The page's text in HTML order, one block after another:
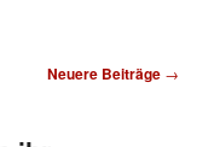
Neuere Beiträge →